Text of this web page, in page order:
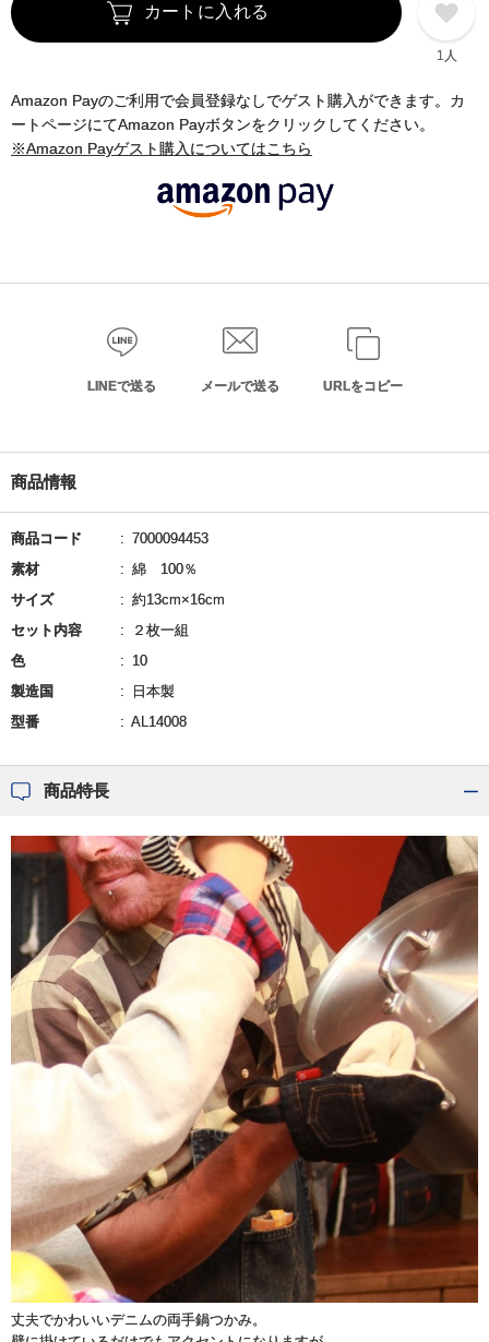
カートに入れる
1人
Amazon Payのご利用で会員登録なしでゲスト購入ができます。カ
ートページにてAmazon Payボタンをクリックしてください。
※Amazon Payゲスト購入についてはこちら
LINEで送る メールで送る URLをコピー
商品情報
商品コード
7000094453
素材
綿 100％
サイズ
約13cm×16cm
セット内容
２枚一組
色
10
製造国
日本製
型番
AL14008
商品特長
丈夫でかわいいデニムの両手鍋つかみ。